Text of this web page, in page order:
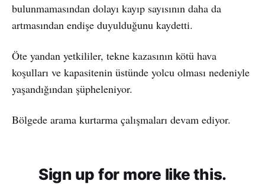
bulunmamasından dolayı kayıp sayısının daha da
artmasından endişe duyulduğunu kaydetti.
Öte yandan yetkililer, tekne kazasının kötü hava
koşulları ve kapasitenin üstünde yolcu olması nedeniyle
yaşandığından şüpheleniyor.
Bölgede arama kurtarma çalışmaları devam ediyor.
Sign up for more like this.